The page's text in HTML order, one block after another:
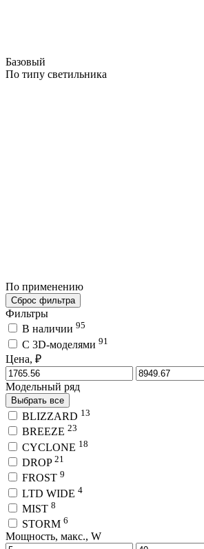
Базовый
По типу светильника
По применению
Сброс фильтра
Фильтры
В наличии 95
C 3D-моделями 91
Цена, ₽
Модельный ряд
Выбрать все
BLIZZARD 13
BREEZE 23
CYCLONE 18
DROP 21
FROST 9
LTD WIDE 4
MIST 8
STORM 6
Мощность, макс., W